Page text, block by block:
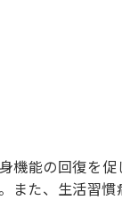
機能の回復を促
また、生活習慣